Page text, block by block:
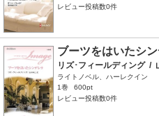
レビュー投稿数0件
ブーツをはいたシ
リズ･フィールディング /
ライトノベル、ハーレクイン
1巻
600pt
レビュー投稿数0件